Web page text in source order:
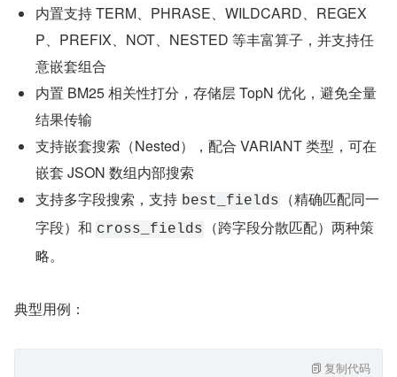
内置支持 TERM、PHRASE、WILDCARD、REGEX
P、PREFIX、NOT、NESTED 等丰富算子，并支持任
意嵌套组合
内置 BM25 相关性打分，存储层 TopN 优化，避免全量
结果传输
支持嵌套搜索（Nested），配合 VARIANT 类型，可在
嵌套 JSON 数组内部搜索
支持多字段搜索，支持 best_fields
（精确匹配同一
字段）和 cross_fields
（跨字段分散匹配）两种策
略。
典型用例：
复制代码